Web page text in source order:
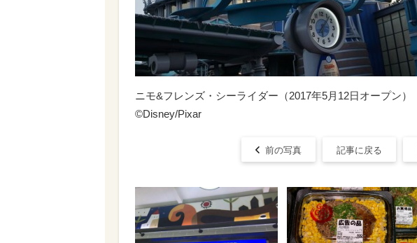
ニモ&フレンズ・シーライダー（2017年5月12日オープン）
©︎Disney/Pixar
前の写真 記事に戻る